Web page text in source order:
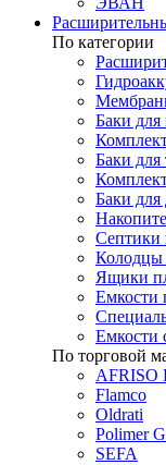
По категории
Баки для
Баки для
Баки для
Септики
Колодцы
Ящики
Емкости
Емкости
По торговой
AFRISO
Flamco
Oldrati
Polimer
SEFA